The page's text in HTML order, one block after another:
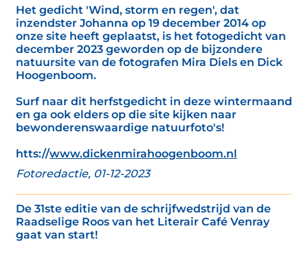
Het gedicht 'Wind, storm en regen', dat
inzendster Johanna op 19 december 2014 op
onze site heeft geplaatst, is het fotogedicht van
december 2023 geworden op de bijzondere
natuursite van de fotografen Mira Diels en Dick
Hoogenboom.
Surf naar dit herfstgedicht in deze wintermaand
en ga ook elders op die site kijken naar
bewonderenswaardige natuurfoto's!
htts://www.dickenmirahoogenboom.nl
Fotoredactie, 01-12-2023
De 31ste editie van de schrijfwedstrijd van de
Raadselige Roos van het Literair Café Venray
gaat van start!